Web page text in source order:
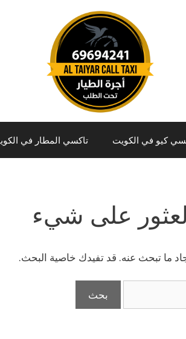
كيو في الكويت تاكسي المطار في
على شيء
ما تبحث عنه. قد تفيدك خاصية البحث.